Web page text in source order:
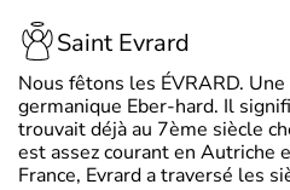
Saint Evrard
Nous fêtons les ÉVRARD.
germanique Eber-hard. Il
trouvait déjà au 7ème siècle
est assez courant en Autriche
France, Evrard a traversé les